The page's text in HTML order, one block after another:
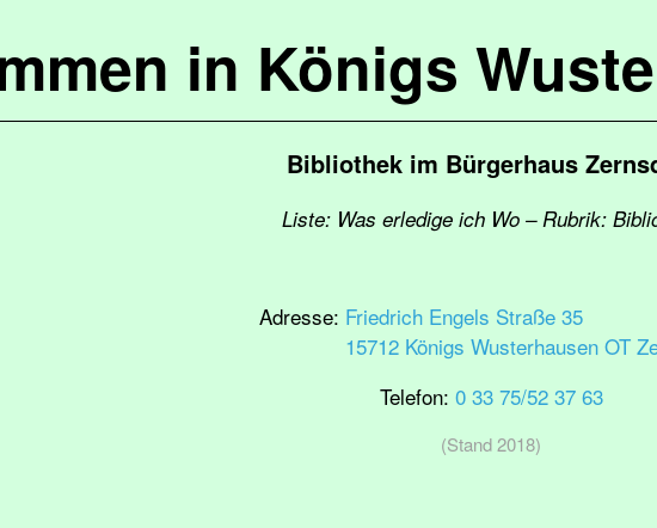
in Königs
Bibliothek im Bürgerhaus
Liste: Was erledige ich Wo – Rubrik:
Adresse: Friedrich Engels Straße 35
15712 Königs Wusterhausen OT
Telefon: 0 33 75/52 37 63
(Stand 2018)